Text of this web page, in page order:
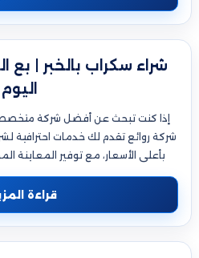
شراء سكراب بالخبر | بع
اليوم
إذا كنت تبحث عن أفضل شركة
شركة روائع تقدم لك خدمات احترافية
بأعلى الأسعار، مع توفير المعاينة
الفوري.
قراءة